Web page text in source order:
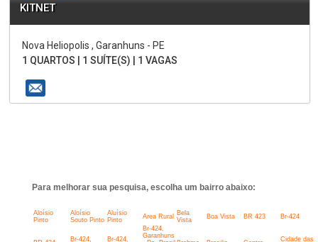
KITNET
Nova Heliopolis , Garanhuns - PE
1 QUARTOS | 1 SUÍTE(S) | 1 VAGAS
Para melhorar sua pesquisa, escolha um bairro abaixo:
Aloísio
Pinto
Aloísio
Souto Pinto
Aluísio
Pinto
Area Rural
Bela
Vista
Boa Vista BR 423 Br-424
Br-424, Br-424,
Br-424,
Garanhuns
Cidade das